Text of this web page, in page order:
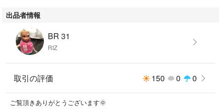
出品者情報
BR 31
RIZ
取引の評価 150 0 0
ご覧頂きありがとうございます🌞